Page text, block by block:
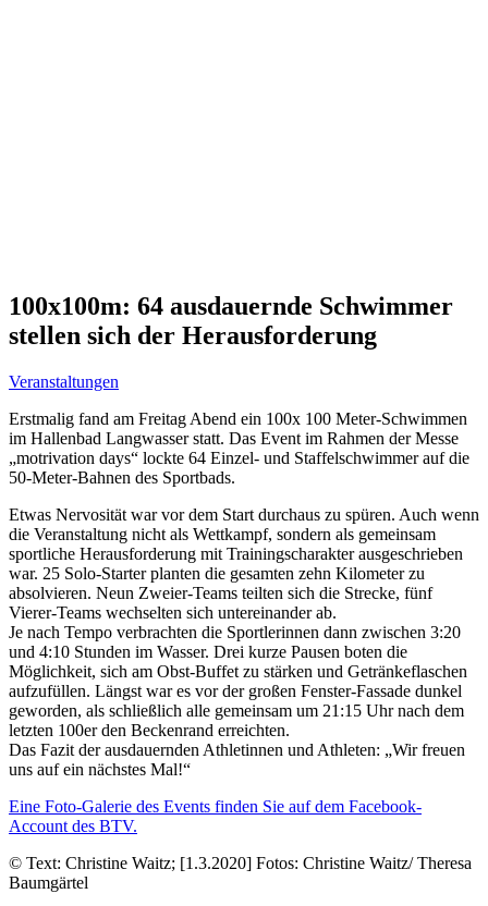
100x100m: 64 ausdauernde Schwimmer
stellen sich der Herausforderung
Veranstaltungen
Erstmalig fand am Freitag Abend ein 100x 100 Meter-Schwimmen
im Hallenbad Langwasser statt. Das Event im Rahmen der Messe
„motrivation days“ lockte 64 Einzel- und Staffelschwimmer auf die
50-Meter-Bahnen des Sportbads.
Etwas Nervosität war vor dem Start durchaus zu spüren. Auch wenn
die Veranstaltung nicht als Wettkampf, sondern als gemeinsam
sportliche Herausforderung mit Trainingscharakter ausgeschrieben
war. 25 Solo-Starter planten die gesamten zehn Kilometer zu
absolvieren. Neun Zweier-Teams teilten sich die Strecke, fünf
Vierer-Teams wechselten sich untereinander ab.
Je nach Tempo verbrachten die Sportlerinnen dann zwischen 3:20
und 4:10 Stunden im Wasser. Drei kurze Pausen boten die
Möglichkeit, sich am Obst-Buffet zu stärken und Getränkeflaschen
aufzufüllen. Längst war es vor der großen Fenster-Fassade dunkel
geworden, als schließlich alle gemeinsam um 21:15 Uhr nach dem
letzten 100er den Beckenrand erreichten.
Das Fazit der ausdauernden Athletinnen und Athleten: „Wir freuen
uns auf ein nächstes Mal!“
Eine Foto-Galerie des Events finden Sie auf dem Facebook-
Account des BTV.
© Text: Christine Waitz; [1.3.2020] Fotos: Christine Waitz/ Theresa
Baumgärtel